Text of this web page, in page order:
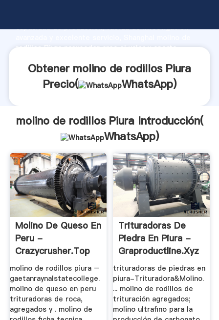
capacidad de producción, fuerza de investigación
rodillos Piura proveedor crea el valor y aporta
Obtener molino de rodillos Piura
Precio(
WhatsApp)
molino de rodillos Piura Introducción(
WhatsApp)
Molino De Queso En
Peru -
Crazycrusher.top
molino de rodillos piura –
gaetanraynalstatecollege.
molino de queso en peru
trituradoras de roca,
agregados y . molino de
Trituradoras De
Piedra En Piura -
Graproductline.xyz
trituradoras de piedras en
piura-Trituradora&Molino.
... molino de rodillos de
trituración agregados;
molino ultrafino para la